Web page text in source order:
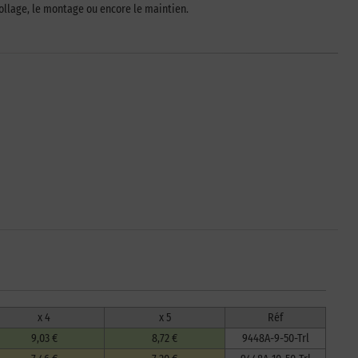
le montage ou encore le maintien.
x 4 x 5
Réf
9,03 € 8,72 €
9448A-9-50-Trl